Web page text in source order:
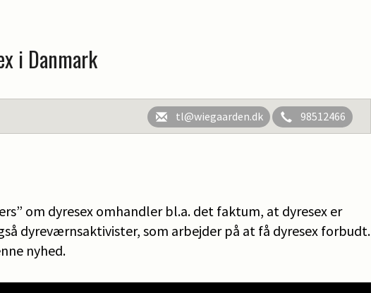
i Danmark
tl@wiegaarden.dk 98512466
om dyresex omhandler bl.a. det faktum, at dyresex er
dyreværnsaktivister, som arbejder på at få dyresex forbudt.
nyhed.